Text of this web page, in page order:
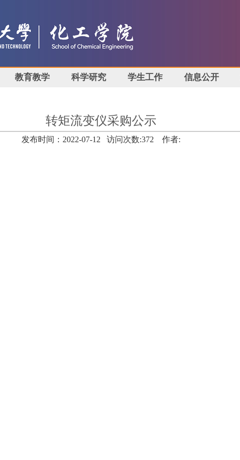
教育教学 科学研究 学生工作 信息公开
转矩流变仪采购公示
发布时间：2022-07-12 访问次数:372
作者: